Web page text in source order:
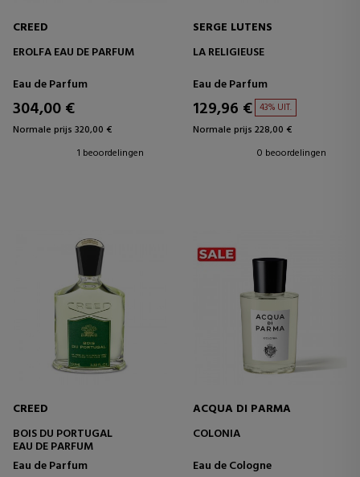
CREED
EROLFA EAU DE PARFUM
Eau de Parfum
304,00 €
Normale prijs 320,00 €
1 beoordelingen
SERGE LUTENS
LA RELIGIEUSE
Eau de Parfum
129,96 € 43% UIT.
Normale prijs 228,00 €
0 beoordelingen
CREED
BOIS DU PORTUGAL
EAU DE PARFUM
Eau de Parfum
ACQUA DI PARMA
COLONIA
Eau de Cologne